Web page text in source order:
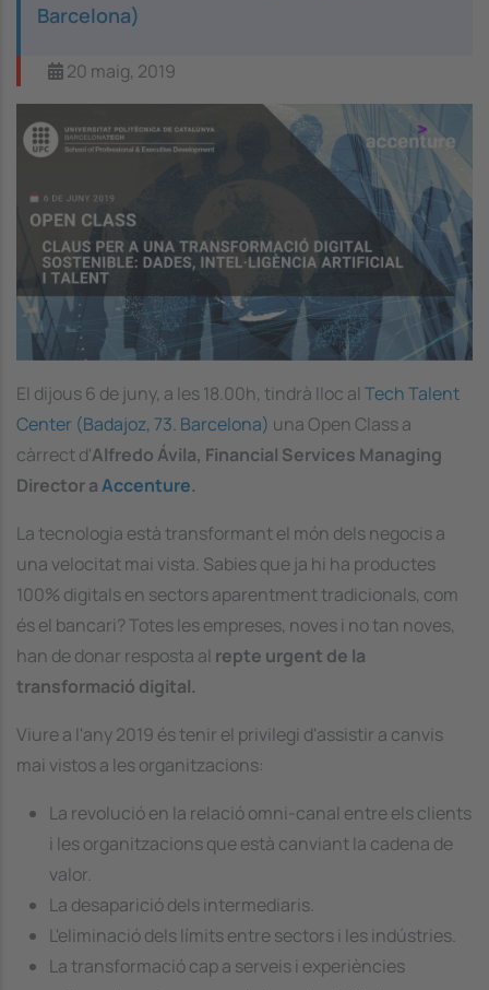
Barcelona)
20 maig, 2019
Image
El dijous 6 de juny, a les 18.00h, tindrà lloc al Tech Talent
Center (Badajoz, 73. Barcelona) una Open Class a
càrrect d'Alfredo Ávila, Financial Services Managing
Director aAccenture.
La tecnologia està transformant el món dels negocis a
una velocitat mai vista. Sabies que ja hi ha productes
100% digitals en sectors aparentment tradicionals, com
és el bancari? Totes les empreses, noves i no tan noves,
han de donar resposta al repte urgent de la
transformació digital.
Viure a l'any 2019 és tenir el privilegi d'assistir a canvis
mai vistos a les organitzacions:
La revolució en la relació omni-canal entre els clients
i les organitzacions que està canviant la cadena de
valor.
La desaparició dels intermediaris.
L'eliminació dels límits entre sectors i les indústries.
La transformació cap a serveis i experiències